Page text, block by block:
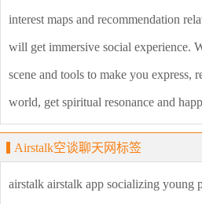
interest maps and recommendation
will get immersive social experience.
scene and tools to make you express,
world, get spiritual resonance and
Airstalk空谈聊天网标签
airstalk airstalk app socializing young